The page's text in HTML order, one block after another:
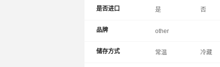
是否进口 是 否
品牌 other
储存方式 常温 冷藏